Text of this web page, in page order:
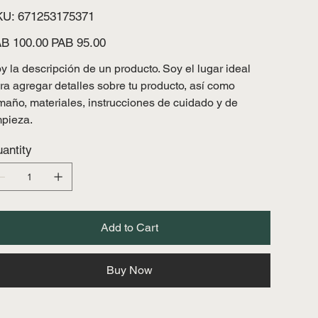
SKU
671253175371
671253175371
100.00 Sale
price
PAB 95.00
la descripción de un producto. Soy el lugar ideal
agregar detalles sobre tu producto, así como
materiales, instrucciones de cuidado y de
Add to Cart
Buy Now